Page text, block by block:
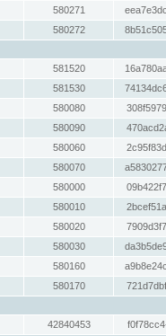
580271
580272
581520
581530
580080
580090
580060
580070
580000
580010
580020
580030
580160
580170
42840453